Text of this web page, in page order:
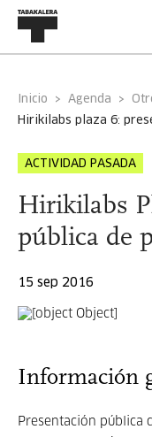
Inicio Agenda
hirikilabs plaza 6:
ACTIVIDAD PASADA
Hirikilabs
pública de
15 sep 2016
Información
Presentación pública